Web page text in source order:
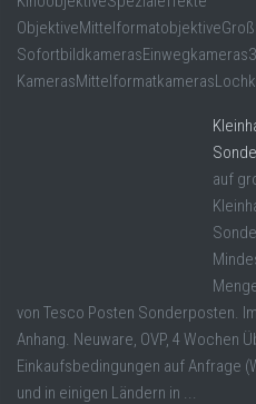
auf
von Tesco Posten Sonderposten.
Anhang. Neuware, OVP, 4 Wochen
Einkaufsbedingungen auf Anfrage
und in einigen Ländern in ...